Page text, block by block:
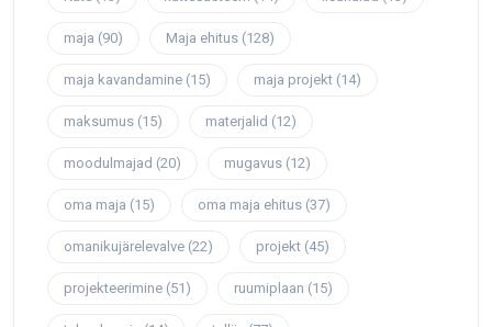
maja (90) Maja ehitus (128)
maja kavandamine (15) maja projekt (14)
maksumus (15) materjalid (12)
moodulmajad (20) mugavus (12)
oma maja (15) oma maja ehitus (37)
omanikujärelevalve (22) projekt (45)
projekteerimine (51) ruumiplaan (15)